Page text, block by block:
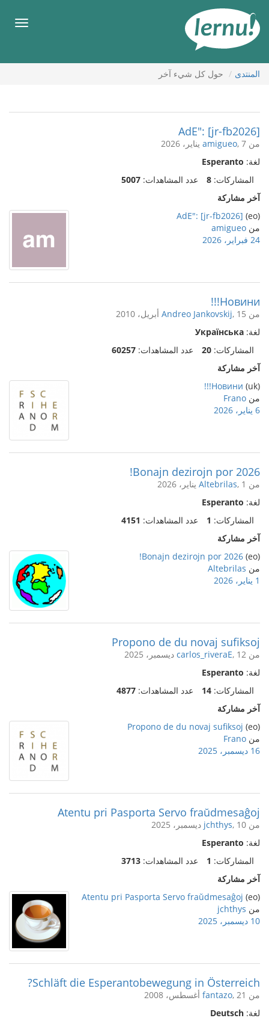
المحتويات
قائمة
المنتدى حول كل شيء آخر
AdE": [jr-fb2026]
من amigueo, 7 يناير، 2026
لغة: Esperanto
المشاركات: 8 عدد المشاهدات: 5007
آخر مشاركة
(eo)
AdE": [jr-fb2026]
من amigueo
24 فبراير، 2026
Новини!!!
من Andreo Jankovskij, 15 أبريل، 2010
لغة: Українська
المشاركات: 20 عدد المشاهدات: 60257
آخر مشاركة
(uk)
Новини!!!
من Frano
6 يناير، 2026
Bonajn dezirojn por 2026!
من Altebrilas, 1 يناير، 2026
لغة: Esperanto
المشاركات: 1 عدد المشاهدات: 4151
آخر مشاركة
(eo)
Bonajn dezirojn por 2026!
من Altebrilas
1 يناير، 2026
Propono de du novaj sufiksoj
من carlos_riveraE, 12 ديسمبر، 2025
لغة: Esperanto
المشاركات: 14 عدد المشاهدات: 4877
آخر مشاركة
(eo)
Propono de du novaj sufiksoj
من Frano
16 ديسمبر، 2025
Atentu pri Pasporta Servo fraŭdmesaĝoj
من jchthys, 10 ديسمبر، 2025
لغة: Esperanto
المشاركات: 1 عدد المشاهدات: 3713
آخر مشاركة
(eo)
Atentu pri Pasporta Servo fraŭdmesaĝoj
من jchthys
10 ديسمبر، 2025
Schläft die Esperantobewegung in Österreich?
من fantazo, 21 أغسطس، 2008
لغة: Deutsch